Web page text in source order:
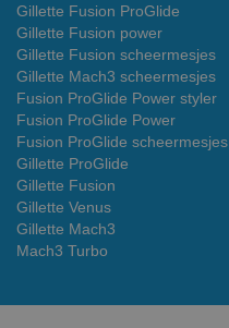
Gillette Fusion ProGlide
Gillette Fusion power
Gillette Fusion scheermesjes
Gillette Mach3 scheermesjes
Fusion ProGlide Power styler
Fusion ProGlide Power
Fusion ProGlide scheermesjes
Gillette ProGlide
Gillette Fusion
Gillette Venus
Gillette Mach3
Mach3 Turbo